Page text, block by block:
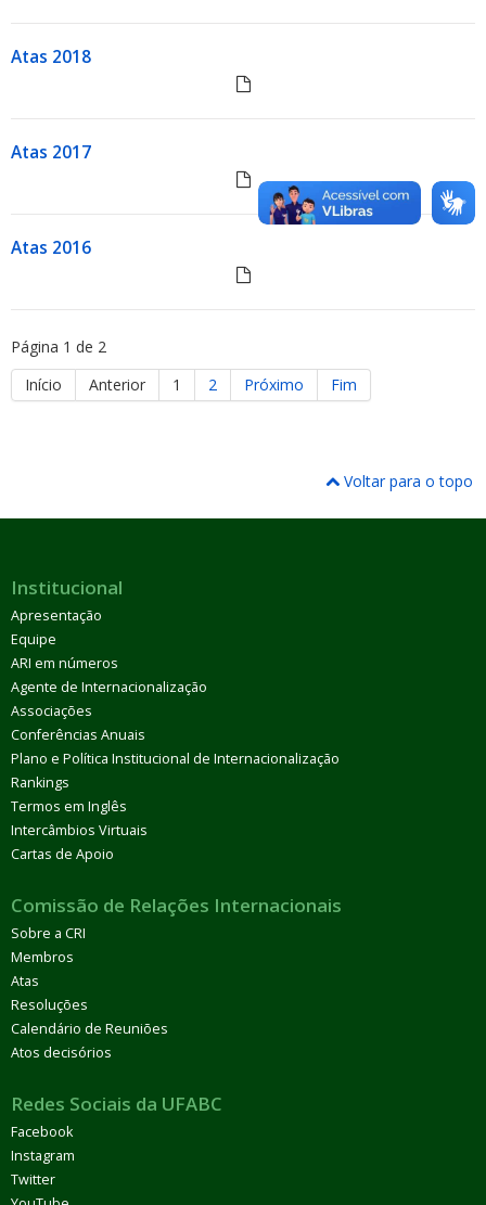
Atas 2018
Atas 2017
Atas 2016
Página 1 de 2
Início
Anterior 1 2 Próximo Fim
Voltar para o topo
Institucional
Apresentação
Equipe
ARI em números
Agente de Internacionalização
Associações
Conferências Anuais
Plano e Política Institucional de Internacionalização
Rankings
Termos em Inglês
Intercâmbios Virtuais
Cartas de Apoio
Comissão de Relações Internacionais
Sobre a CRI
Membros
Atas
Resoluções
Calendário de Reuniões
Atos decisórios
Redes Sociais da UFABC
Facebook
Instagram
Twitter